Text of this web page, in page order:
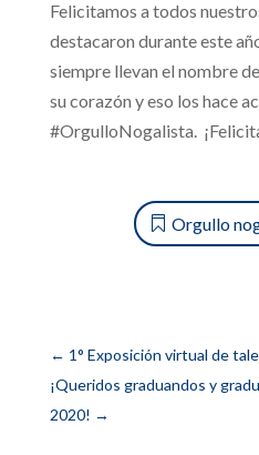
Felicitamos a todos
destacaron durante este
siempre llevan el nombre
su corazón y eso los hace
#OrgulloNogalista.
Orgullo
← 1° Exposición virtual de
¡Queridos graduandos y
2020! →